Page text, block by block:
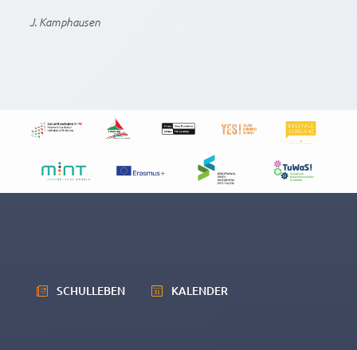
J. Kamphausen
SCHULLEBEN KALENDER